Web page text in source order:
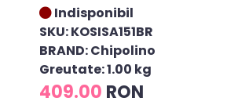
Indisponibil
SKU: KOSISA151BR
BRAND: Chipolino
Greutate: 1.00 kg
409.00 RON